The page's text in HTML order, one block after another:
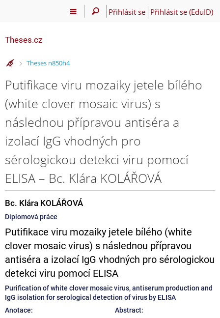
Přihlásit se Přihlásit se (EduID)
Theses.cz
>
Theses n850h4
Putifikace viru mozaiky jetele bílého
(white clover mosaic virus) s
následnou přípravou antiséra a
izolací IgG vhodných pro
sérologickou detekci viru pomocí
ELISA – Bc. Klára KOLÁŘOVÁ
Bc. Klára KOLÁŘOVÁ
Diplomová práce
Putifikace viru mozaiky jetele bílého (white
clover mosaic virus) s následnou přípravou
antiséra a izolací IgG vhodných pro sérologickou
detekci viru pomocí ELISA
Purification of white clover mosaic virus, antiserum production and
IgG isolation for serological detection of virus by ELISA
Anotace:
Abstract: